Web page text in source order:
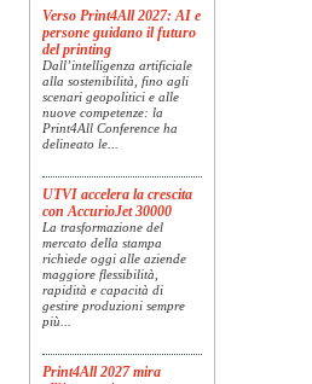
Verso Print4All 2027: AI e
persone guidano il futuro
del printing
Dall’intelligenza artificiale
alla sostenibilità, fino agli
scenari geopolitici e alle
nuove competenze: la
Print4All Conference ha
delineato le...
UTVI accelera la crescita
con AccurioJet 30000
La trasformazione del
mercato della stampa
richiede oggi alle aziende
maggiore flessibilità,
rapidità e capacità di
gestire produzioni sempre
più...
Print4All 2027 mira